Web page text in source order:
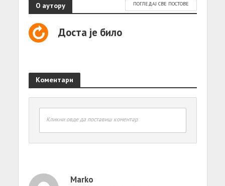
О аутору ПОГЛЕДАЈ СВЕ ПОСТОВЕ
Доста је било
Коментари
Кликни овде да поставиш коментар
Marko